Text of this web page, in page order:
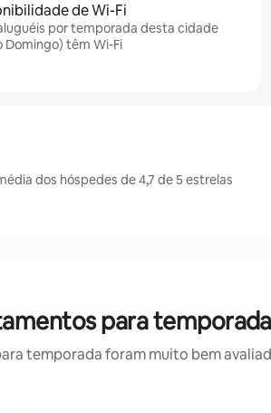
de Wi-Fi
por temporada desta cidade
Domingo) têm Wi-Fi
dos hóspedes de 4,7 de 5 estrelas
para
temporada foram muito bem